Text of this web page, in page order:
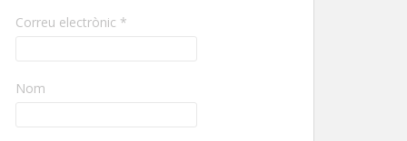
Correu electrònic *
Nom